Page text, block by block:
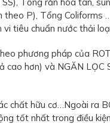
Tổng rắn hòa tan,
theo P), Tổng Coliforms
tiêu chuẩn nước thải
phương pháp của
hơn) và NGĂN LỌC
chất hữu cơ…Ngoài ra
tốt nhất trong điều